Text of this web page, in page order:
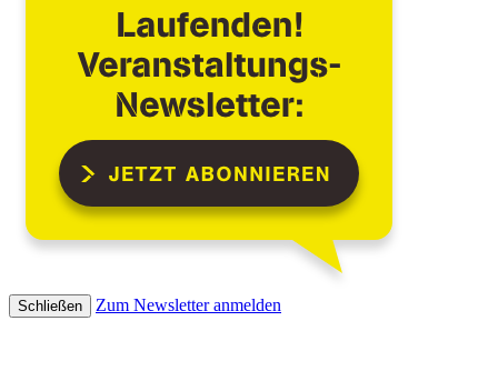
Schließen Zum Newsletter anmelden